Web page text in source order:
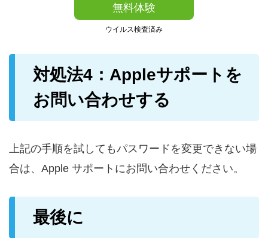
無料体験
ウイルス検査済み
対処法4：Appleサポートを
お問い合わせする
上記の手順を試してもパスワードを変更できない場
合は、Apple サポートにお問い合わせください。
最後に